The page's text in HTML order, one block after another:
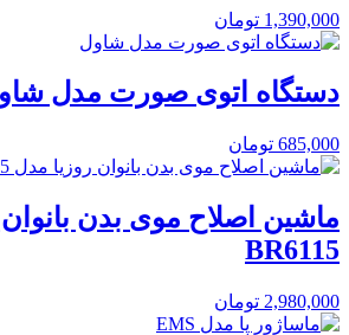
1,390,000 تومان
دستگاه اتوی صورت مدل
685,000 تومان
ماشین اصلاح موی بدن
BR6115
2,980,000 تومان